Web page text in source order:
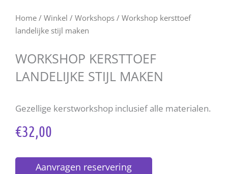
Home / Winkel / Workshops / Workshop kersttoef
landelijke stijl maken
WORKSHOP KERSTTOEF
LANDELIJKE STIJL MAKEN
Gezellige kerstworkshop inclusief alle materialen.
€32,00
Aanvragen reservering